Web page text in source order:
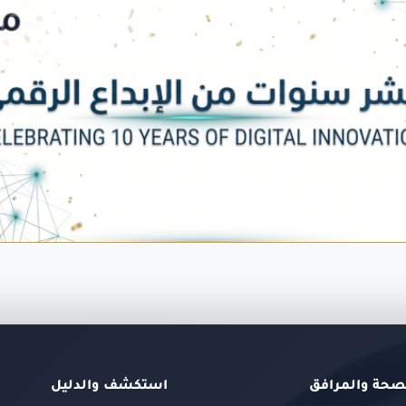
والمرافق استكشف والدليل